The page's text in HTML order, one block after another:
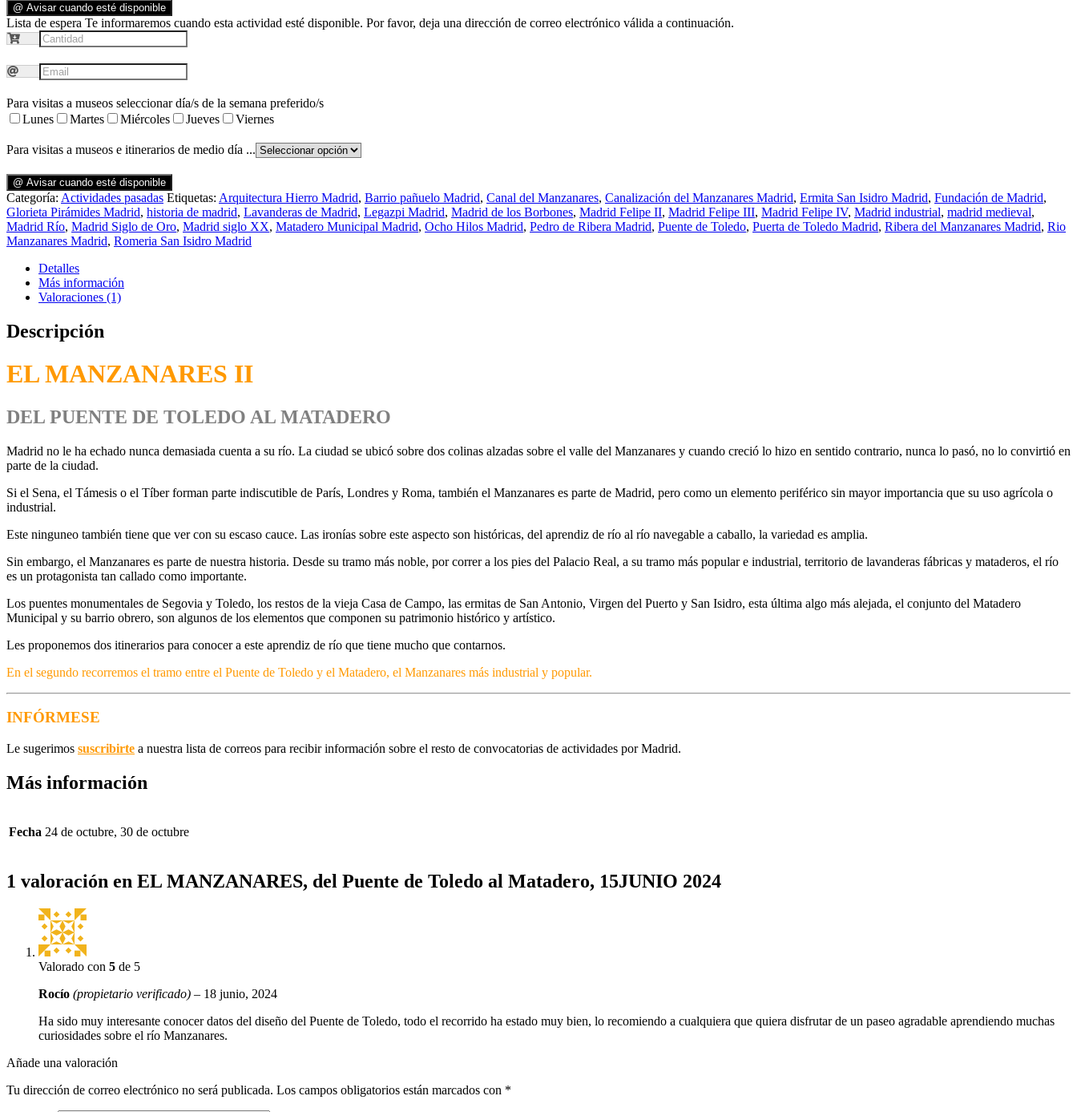
@ Avisar cuando esté disponible
Lista de espera Te informaremos cuando esta actividad esté disponible. Por favor, deja una dirección de correo electrónico válida a continuación.
Para visitas a museos seleccionar día/s de la semana preferido/s
Lunes
Martes Miércoles Jueves Viernes
Para visitas a museos e itinerarios de medio día ...
@ Avisar cuando esté disponible
Categoría: Actividades pasadas Etiquetas: Arquitectura Hierro Madrid, Barrio pañuelo Madrid, Canal del Manzanares, Canalización del Manzanares Madrid, Ermita San Isidro Madrid, Fundación de Madrid,
Glorieta Pirámides Madrid, historia de madrid, Lavanderas de Madrid, Legazpi Madrid, Madrid de los Borbones, Madrid Felipe II, Madrid Felipe III, Madrid Felipe IV, Madrid industrial, madrid medieval,
Madrid Río, Madrid Siglo de Oro, Madrid siglo XX, Matadero Municipal Madrid, Ocho Hilos Madrid, Pedro de Ribera Madrid, Puente de Toledo, Puerta de Toledo Madrid, Ribera del Manzanares Madrid, Rio
Manzanares Madrid, Romeria San Isidro Madrid
Detalles
Más información
Valoraciones (1)
Descripción
EL MANZANARES II
DEL PUENTE DE TOLEDO AL MATADERO
Madrid no le ha echado nunca demasiada cuenta a su río. La ciudad se ubicó sobre dos colinas alzadas sobre el valle del Manzanares y cuando creció lo hizo en sentido contrario, nunca lo pasó, no lo convirtió en
parte de la ciudad.
Si el Sena, el Támesis o el Tíber forman parte indiscutible de París, Londres y Roma, también el Manzanares es parte de Madrid, pero como un elemento periférico sin mayor importancia que su uso agrícola o
industrial.
Este ninguneo también tiene que ver con su escaso cauce. Las ironías sobre este aspecto son históricas, del aprendiz de río al río navegable a caballo, la variedad es amplia.
Sin embargo, el Manzanares es parte de nuestra historia. Desde su tramo más noble, por correr a los pies del Palacio Real, a su tramo más popular e industrial, territorio de lavanderas fábricas y mataderos, el río
es un protagonista tan callado como importante.
Los puentes monumentales de Segovia y Toledo, los restos de la vieja Casa de Campo, las ermitas de San Antonio, Virgen del Puerto y San Isidro, esta última algo más alejada, el conjunto del Matadero
Municipal y su barrio obrero, son algunos de los elementos que componen su patrimonio histórico y artístico.
Les proponemos dos itinerarios para conocer a este aprendiz de río que tiene mucho que contarnos.
En el segundo recorremos el tramo entre el Puente de Toledo y el Matadero, el Manzanares más industrial y popular.
INFÓRMESE
Le sugerimos suscribirte a nuestra lista de correos para recibir información sobre el resto de convocatorias de actividades por Madrid.
Más información
Fecha 24 de octubre, 30 de octubre
1 valoración en EL MANZANARES, del Puente de Toledo al Matadero, 15JUNIO 2024
Valorado con 5 de 5
Rocío (propietario verificado) – 18 junio, 2024
Ha sido muy interesante conocer datos del diseño del Puente de Toledo, todo el recorrido ha estado muy bien, lo recomiendo a cualquiera que quiera disfrutar de un paseo agradable aprendiendo muchas
curiosidades sobre el río Manzanares.
Añade una valoración
Tu dirección de correo electrónico no será publicada. Los campos obligatorios están marcados con *